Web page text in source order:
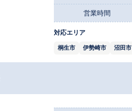
営業時間
対応エリア
桐生市 伊勢崎市 沼田市